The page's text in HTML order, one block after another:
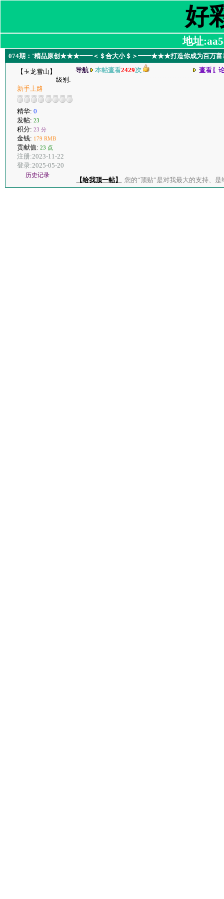
好
地址
074期：ˇ精品原创★★★━━＜＄合大小＄＞━━★★★打造你成为百万富
【玉龙雪山】
级别:
新手上路
精华: 0
发帖: 23
积分: 23 分
金钱: 179 RMB
贡献值: 23 点
注册:2023-11-22
登录:2025-05-20
历史记录
导航 本帖查看2429次 查看〖
【给我顶一帖】 您的“顶贴”是对我最大的支持、